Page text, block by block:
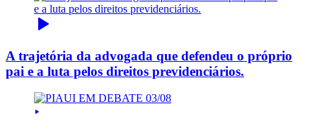
A trajetória da advogada que defendeu o próprio
pai e a luta pelos direitos previdenciários.